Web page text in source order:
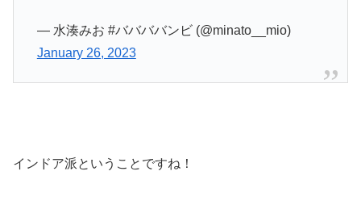
— 水湊みお #ババババンビ (@minato__mio)
January 26, 2023
インドア派ということですね！